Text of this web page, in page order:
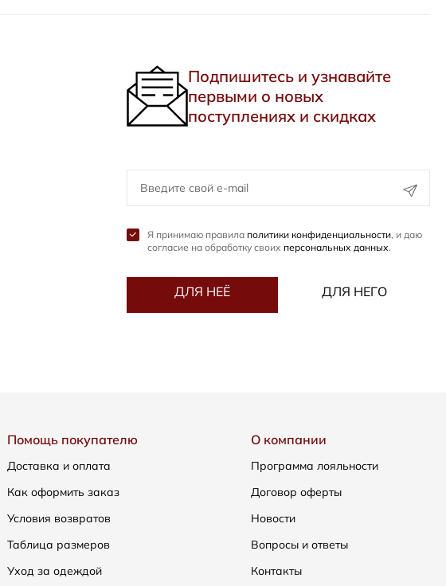
Подпишитесь и узнавайте
первыми о новых
поступлениях и скидках
Я принимаю правила политики конфиденциальности, и даю
согласие на обработку своих персональных данных.
ДЛЯ НЕЁ ДЛЯ НЕГО
Помощь покупателю
Доставка и оплата
Как оформить заказ
Условия возвратов
Таблица размеров
Уход за одеждой
О компании
Программа лояльности
Договор оферты
Новости
Вопросы и ответы
Контакты